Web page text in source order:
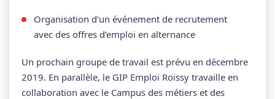
Organisation d’un événement de recrutement
avec des offres d’emploi en alternance
Un prochain groupe de travail est prévu en décembre
2019. En parallèle, le GIP Emploi Roissy travaille en
collaboration avec le Campus des métiers et des